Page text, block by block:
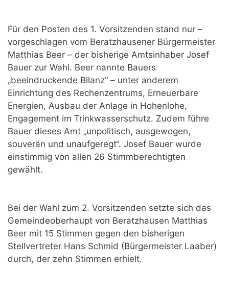
Für den Posten des 1. Vorsitzenden stand nur –
vorgeschlagen vom Beratzhausener Bürgermeister
Matthias Beer – der bisherige Amtsinhaber Josef
Bauer zur Wahl. Beer nannte Bauers
„beeindruckende Bilanz“ – unter anderem
Einrichtung des Rechenzentrums, Erneuerbare
Energien, Ausbau der Anlage in Hohenlohe,
Engagement im Trinkwasserschutz. Zudem führe
Bauer dieses Amt „unpolitisch, ausgewogen,
souverän und unaufgeregt“. Josef Bauer wurde
einstimmig von allen 26 Stimmberechtigten
gewählt.
Bei der Wahl zum 2. Vorsitzenden setzte sich das
Gemeindeoberhaupt von Beratzhausen Matthias
Beer mit 15 Stimmen gegen den bisherigen
Stellvertreter Hans Schmid (Bürgermeister Laaber)
durch, der zehn Stimmen erhielt.